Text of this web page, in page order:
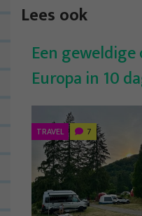
Lees ook
Een
Europa in 10
TRAVEL 7